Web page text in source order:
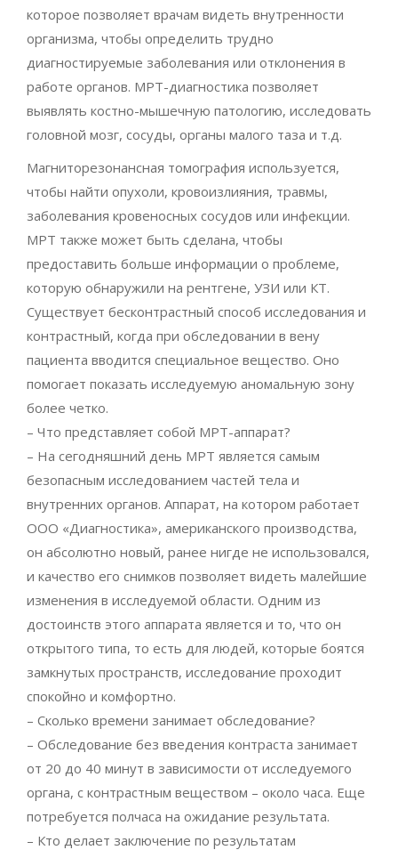
которое позволяет врачам видеть внутренности
организма, чтобы определить трудно
диагностируемые заболевания или отклонения в
работе органов. МРТ-диагностика позволяет
выявлять костно-мышечную патологию, исследовать
головной мозг, сосуды, органы малого таза и т.д.
Магниторезонансная томография используется,
чтобы найти опухоли, кровоизлияния, травмы,
заболевания кровеносных сосудов или инфекции.
МРТ также может быть сделана, чтобы
предоставить больше информации о проблеме,
которую обнаружили на рентгене, УЗИ или КТ.
Существует бесконтрастный способ исследования и
контрастный, когда при обследовании в вену
пациента вводится специальное вещество. Оно
помогает показать исследуемую аномальную зону
более четко.
– Что представляет собой МРТ-аппарат?
– На сегодняшний день МРТ является самым
безопасным исследованием частей тела и
внутренних органов. Аппарат, на котором работает
ООО «Диагностика», американского производства,
он абсолютно новый, ранее нигде не использовался,
и качество его снимков позволяет видеть малейшие
изменения в исследуемой области. Одним из
достоинств этого аппарата является и то, что он
открытого типа, то есть для людей, которые боятся
замкнутых пространств, исследование проходит
спокойно и комфортно.
– Сколько времени занимает обследование?
– Обследование без введения контраста занимает
от 20 до 40 минут в зависимости от исследуемого
органа, с контрастным веществом – около часа. Еще
потребуется полчаса на ожидание результата.
– Кто делает заключение по результатам